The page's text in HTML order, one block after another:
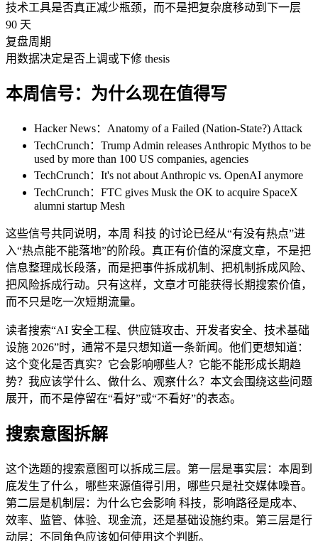
技术工具是否真正减少瓶颈，而不是把复杂度移动到下一层
90 天
复盘周期
用数据决定是否上调或下修 thesis
本周信号：为什么现在值得写
Hacker News：Anatomy of a Failed (Nation-State?) Attack
TechCrunch：Trump Admin releases Anthropic Mythos to be
used by more than 100 US companies, agencies
TechCrunch：It's not about Anthropic vs. OpenAI anymore
TechCrunch：FTC gives Musk the OK to acquire SpaceX
alumni startup Mesh
这些信号共同说明，本周 科技 的讨论已经从“有没有热点”进
入“热点能不能落地”的阶段。真正有价值的深度文章，不是把
信息整理成长段落，而是把事件拆成机制、把机制拆成风险、
把风险拆成行动。只有这样，文章才可能获得长期搜索价值，
而不只是吃一次短期流量。
读者搜索“AI 安全工程、供应链攻击、开发者安全、技术基础
设施 2026”时，通常不是只想知道一条新闻。他们更想知道：
这个变化是否真实？它会影响哪些人？它能不能形成长期趋
势？我应该学什么、做什么、观察什么？本文会围绕这些问题
展开，而不是停留在“看好”或“不看好”的表态。
搜索意图拆解
这个选题的搜索意图可以拆成三层。第一层是事实层：本周到
底发生了什么，哪些来源值得引用，哪些只是社交媒体噪音。
第二层是机制层：为什么它会影响 科技，影响路径是成本、
效率、监管、体验、现金流，还是基础设施约束。第三层是行
动层：不同角色应该如何使用这个判断。